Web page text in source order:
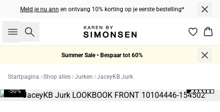
Meld je nu ann en ontvang 10% korting op je eerste bestelling*
Zoeken
Summer Sale • Bespaar tot 60%
Startpagina Shop alles Jurken JaceyKB Jurk
-50%